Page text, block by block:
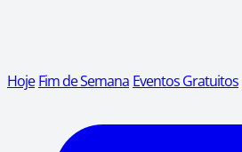
Hoje Fim de Semana Eventos Gratuitos